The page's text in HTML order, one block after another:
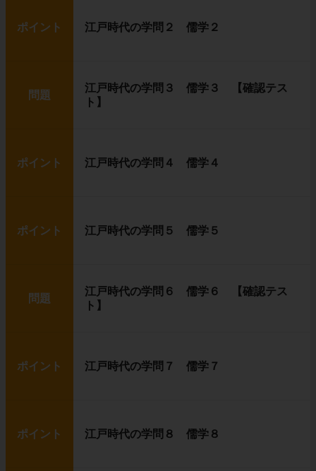
ポイント 江戸時代の学問２ 儒学２
問題
江戸時代の学問３ 儒学３ 【確認テス
ト】
ポイント 江戸時代の学問４ 儒学４
ポイント 江戸時代の学問５ 儒学５
問題
江戸時代の学問６ 儒学６ 【確認テス
ト】
ポイント 江戸時代の学問７ 儒学７
ポイント 江戸時代の学問８ 儒学８